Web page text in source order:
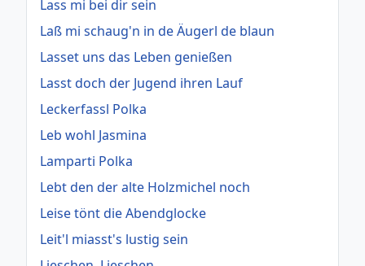
Lass mi bei dir sein
Laß mi schaug'n in de Äugerl de blaun
Lasset uns das Leben genießen
Lasst doch der Jugend ihren Lauf
Leckerfassl Polka
Leb wohl Jasmina
Lamparti Polka
Lebt den der alte Holzmichel noch
Leise tönt die Abendglocke
Leit'l miasst's lustig sein